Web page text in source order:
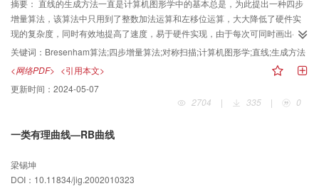
摘要： 直线的生成方法一直是计算机图形学中的基本总是，为此提出一种四步
增量算法，该算法中只用到了整数加法运算和左移位运算，大大降低了硬件实
现的复杂度，同时有效地提高了速度，易于硬件实现，由于每次可同时画出4个
像素，故其效率大约是Bresenham算法的3-4倍，另外，还可根据直线的对称性
进行对称扫描变换，以进一步提高效率，在算法中，根据直线的几何特征而采
用的二叉树搜索法，使其平均每点判断次数几乎与Bresenham算法相同，而其
平均每点迭代次数去远小于Bresenham算法。
关键词： Bresenham算法;四步增量算法;对称扫描;计算机图形学;直线;生成方法
<网络PDF> <引用本文>
更新时间： 2024-05-07
2704
| 335 | 0
一类有理曲线—RB曲线
梁锡坤
DOI：10.11834/jig.2002010323